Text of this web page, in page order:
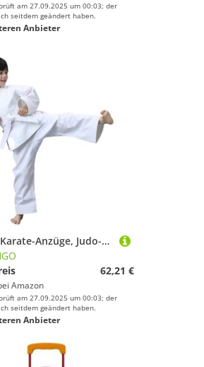
am 27.09.2025 um 00:03; der
seitdem geändert haben.
Anbieter
BOJHGO Karate-Anzüge, Judo-Anzüge, mittelschwer, Karate-GI, Mittelgewicht, Kampfsportuniform aus Baumwolle, inklusive weißem Gürtel Für Training(140cm)
62,21 €
Amazon
am 27.09.2025 um 00:03; der
seitdem geändert haben.
Anbieter